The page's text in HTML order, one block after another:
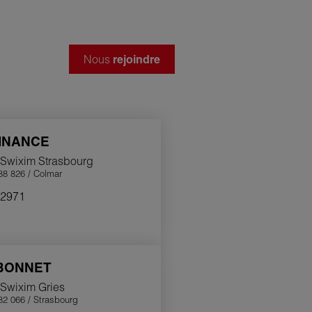
Nous rejoindre
Strasbourg
826 / Colmar
Gries
066 / Strasbourg